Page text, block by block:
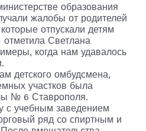
образования
жалобы от родителей
отпускали детям
Светлана
когда нам удавалось
детского омбудсмена,
участков была
№ 6 Ставрополя.
с учебным заведением
ряд со спиртным и